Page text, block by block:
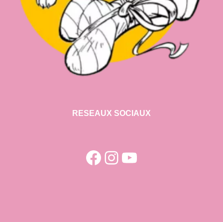
RESEAUX SOCIAUX
Facebook
Instagram
YouTube